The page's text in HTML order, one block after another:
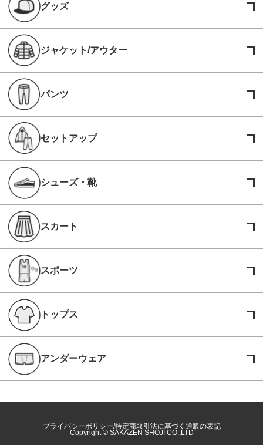
グッズ
ジャケット/アウター
パンツ
セットアップ
シューズ・靴
スカート
スポーツ
トップス
アンダーウェア
プライバシーポリシー 特定商取引法に基づく通販の表記
Copyright © SAKAZEN SHOJI CO.,LTD